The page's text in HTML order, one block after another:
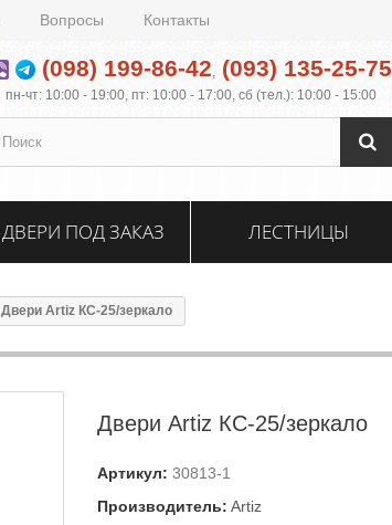
Вопросы Контакты
(098) 199-86-42, (093) 135-25-75
пн-чт: 10:00 - 19:00, пт: 10:00 - 17:00, сб (тел.): 10:00 - 15:00
ДВЕРИ ПОД ЗАКАЗ ЛЕСТНИЦЫ
Двери Artiz КС-25/зеркало
Двери Artiz КС-25/зеркало
Артикул: 30813-1
Производитель: Artiz